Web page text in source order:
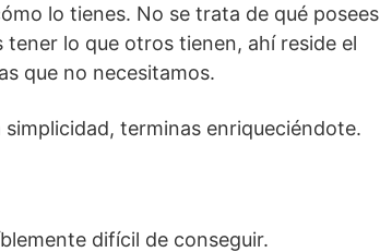
lo tienes. No se trata de qué posees
lo que otros tienen, ahí reside el
que no necesitamos.
terminas enriqueciéndote.
difícil de conseguir.